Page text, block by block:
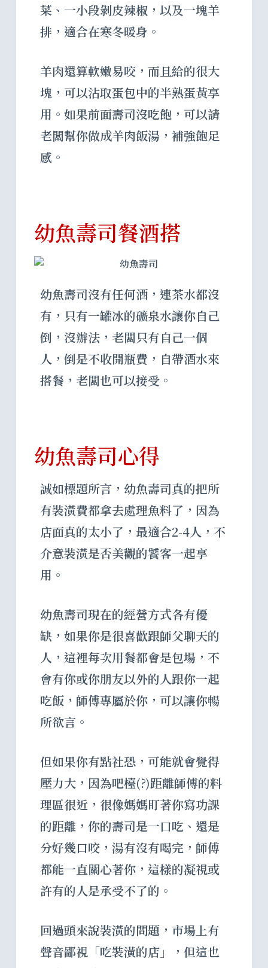
菜、一小段剝皮辣椒，以及一塊羊
排，適合在寒冬暖身。
羊肉還算軟嫩易咬，而且給的很大
塊，可以沾取蛋包中的半熟蛋黃享
用。如果前面壽司沒吃飽，可以請
老闆幫你做成羊肉飯湯，補強飽足
感。
幼魚壽司餐酒搭
幼魚壽司沒有任何酒，連茶水都沒
有，只有一罐冰的礦泉水讓你自己
倒，沒辦法，老闆只有自己一個
人，倒是不收開瓶費，自帶酒水來
搭餐，老闆也可以接受。
幼魚壽司心得
誠如標題所言，幼魚壽司真的把所
有裝潢費都拿去處理魚料了，因為
店面真的太小了，最適合2-4人，不
介意裝潢是否美觀的饕客一起享
用。
幼魚壽司現在的經營方式各有優
缺，如果你是很喜歡跟師父聊天的
人，這裡每次用餐都會是包場，不
會有你或你朋友以外的人跟你一起
吃飯，師傅專屬於你，可以讓你暢
所欲言。
但如果你有點社恐，可能就會覺得
壓力大，因為吧檯(?)距離師傅的料
理區很近，很像媽媽盯著你寫功課
的距離，你的壽司是一口吃、還是
分好幾口咬，湯有沒有喝完，師傅
都能一直關心著你，這樣的凝視或
許有的人是承受不了的。
回過頭來說裝潢的問題，市場上有
聲音鄙視「吃裝潢的店」，但這也